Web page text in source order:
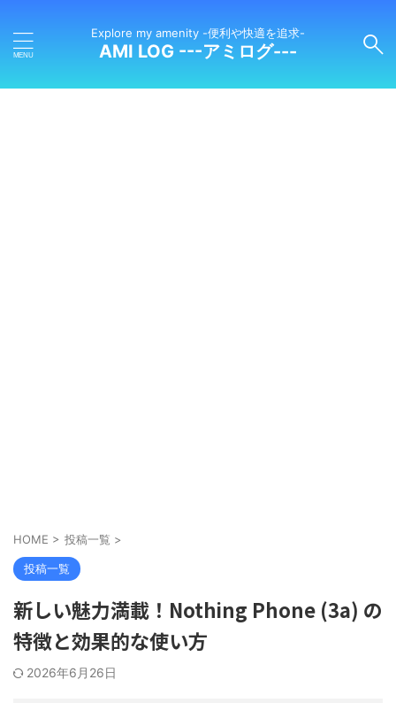
Explore my amenity -便利や快適を追求-
AMI LOG ---アミログ---
HOME > 投稿一覧 >
投稿一覧
新しい魅力満載！Nothing Phone (3a) の
特徴と効果的な使い方
2026年6月26日